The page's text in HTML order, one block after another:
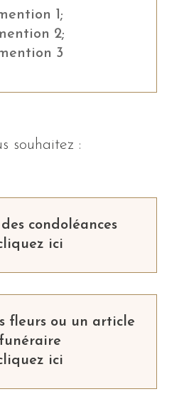
1;
2;
3
souhaitez :
condoléances
ici
fleurs ou un article
funéraire
ici